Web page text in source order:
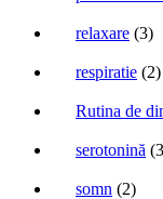
relaxare (3)
respiratie (2)
Rutina de
serotonină
somn (2)